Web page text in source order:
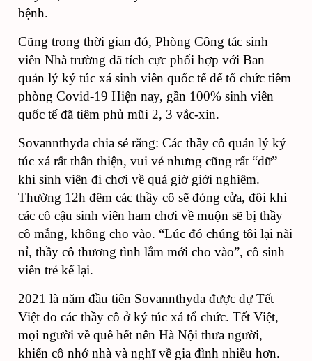
bệnh.
Cũng trong thời gian đó, Phòng Công tác sinh
viên Nhà trường đã tích cực phối hợp với Ban
quản lý ký túc xá sinh viên quốc tế để tổ chức tiêm
phòng Covid-19 Hiện nay, gần 100% sinh viên
quốc tế đã tiêm phủ mũi 2, 3 vắc-xin.
Sovannthyda chia sẻ rằng: Các thầy cô quản lý ký
túc xá rất thân thiện, vui vẻ nhưng cũng rất “dữ”
khi sinh viên đi chơi về quá giờ giới nghiêm.
Thường 12h đêm các thầy cô sẽ đóng cửa, đôi khi
các cô cậu sinh viên ham chơi về muộn sẽ bị thầy
cô mắng, không cho vào. “Lúc đó chúng tôi lại nài
nỉ, thầy cô thương tình lắm mới cho vào”, cô sinh
viên trẻ kể lại.
2021 là năm đầu tiên Sovannthyda được dự Tết
Việt do các thầy cô ở ký túc xá tổ chức. Tết Việt,
mọi người về quê hết nên Hà Nội thưa người,
khiến cô nhớ nhà và nghĩ về gia đình nhiều hơn.